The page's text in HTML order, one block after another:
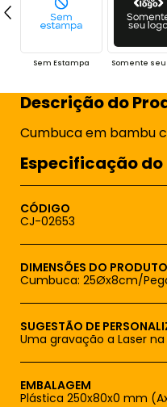
Sem Estampa Somente
Descrição do
Cumbuca em bambu
Especificação
CÓDIGO
CJ-02653
DIMENSÕES DO PRODUTO
Cumbuca: 25Øx8cm/
SUGESTÃO DE
Uma gravação a Laser
EMBALAGEM
Plástica 250x80x0 mm